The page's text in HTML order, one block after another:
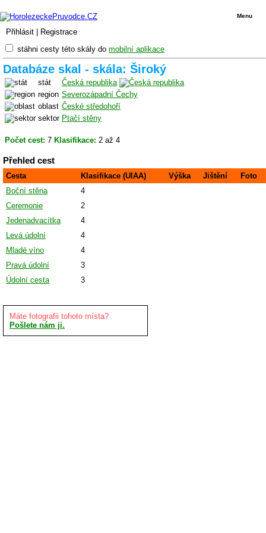
Přihlásit Registrace
Menu
stáhni cesty této skály do mobilní aplikace
Databáze skal - skála: Široký
stát
Česká republika
region Severozápadní Čechy
oblast České středohoří
sektor Ptačí stěny
Počet cest: 7 Klasifikace: 2 až 4
Přehled cest
Cesta Klasifikace (UIAA) Výška Jištění
Foto
Boční stěna
4
Ceremonie
2
Jedenadvacítka
4
Levá údolní
4
Mladé víno
4
Pravá údolní
3
Údolní cesta
3
Máte fotografii tohoto místa?
Pošlete nám ji.